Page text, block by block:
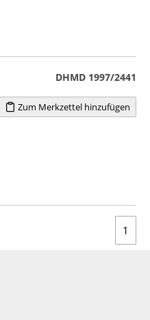
DHMD 1997/2441
Zum Merkzettel hinzufügen
1